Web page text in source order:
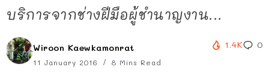
บริการจากช่างฝีมือผู้ชำนาญงาน...
Wiroon Kaewkamonrat
11 January 2016 8 Mins Read
1.4K 0